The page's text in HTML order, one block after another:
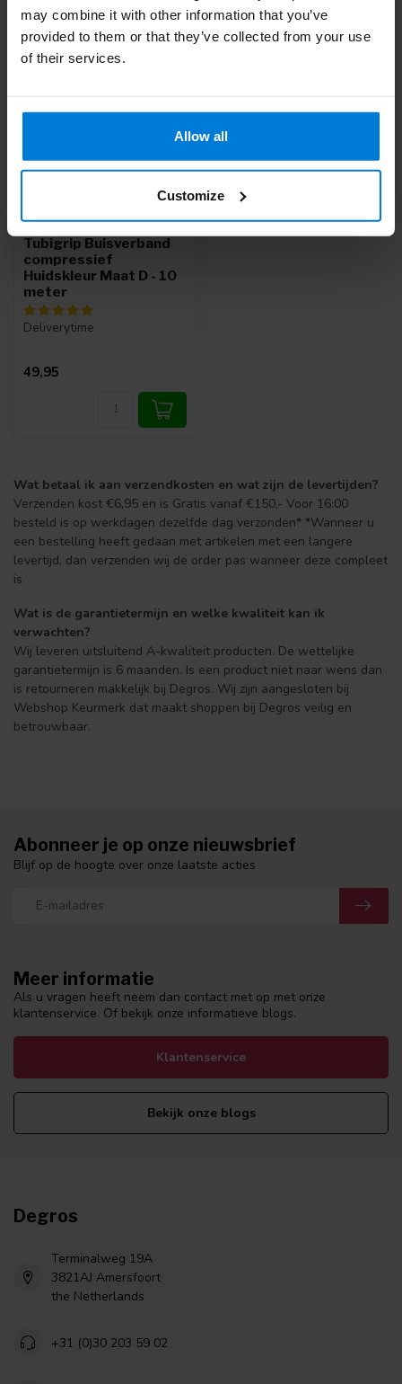
may combine it with other information that you’ve
provided to them or that they’ve collected from your use
of their services.
Allow all
Customize
Recent bekeken
Tubigrip Buisverband
compressief
Huidskleur Maat D - 10
meter
Deliverytime
49,95
Wat betaal ik aan verzendkosten en wat zijn de levertijden?
Verzenden kost €6,95 en is Gratis vanaf €150,- Voor 16:00
besteld is op werkdagen dezelfde dag verzonden* *Wanneer u
een bestelling heeft gedaan met artikelen met een langere
levertijd, dan verzenden wij de order pas wanneer deze compleet
is.
Wat is de garantietermijn en welke kwaliteit kan ik
verwachten?
Wij leveren uitsluitend A-kwaliteit producten. De wettelijke
garantietermijn is 6 maanden. Is een product niet naar wens dan
is retourneren makkelijk bij Degros. Wij zijn aangesloten bij
Webshop Keurmerk dat maakt shoppen bij Degros veilig en
betrouwbaar.
Meer informatie
Als u vragen heeft neem dan contact met op met onze
klantenservice. Of bekijk onze informatieve blogs.
Klantenservice
Bekijk onze blogs
Abonneer je op onze nieuwsbrief
Blijf op de hoogte over onze laatste acties
Degros
Terminalweg 19A
3821AJ Amersfoort
the Netherlands
+31 (0)30 203 59 02